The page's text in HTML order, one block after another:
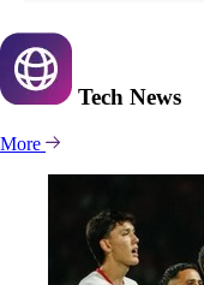
Tech News
More